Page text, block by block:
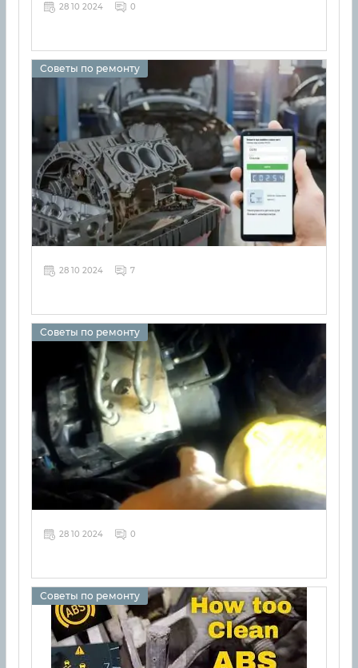
28 10 2024 0
Советы по ремонту
28 10 2024 7
Советы по ремонту
28 10 2024 0
Советы по ремонту